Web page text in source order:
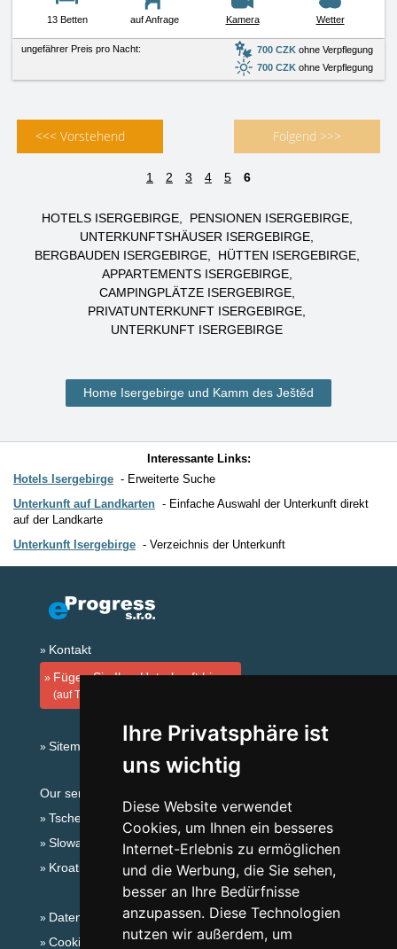
Ihre Privatsphäre ist
uns wichtig
Diese Website verwendet
Cookies, um Ihnen ein besseres
Internet-Erlebnis zu ermöglichen
und die Werbung, die Sie sehen,
besser an Ihre Bedürfnisse
anzupassen. Diese Technologien
nutzen wir außerdem, um
13 Betten auf Anfrage Kamera Wetter
ungefährer Preis pro Nacht: 700 CZK ohne Verpflegung
700 CZK ohne Verpflegung
<<< Vorstehend Folgend >>>
1 2 3 4 5 6
HOTELS ISERGEBIRGE
PENSIONEN ISERGEBIRGE
UNTERKUNFTSHÄUSER ISERGEBIRGE
BERGBAUDEN ISERGEBIRGE
HÜTTEN ISERGEBIRGE
APPARTEMENTS ISERGEBIRGE
CAMPINGPLÄTZE ISERGEBIRGE
PRIVATUNTERKUNFT ISERGEBIRGE
UNTERKUNFT ISERGEBIRGE
Home Isergebirge und Kamm des Ještěd
Interessante Links:
Hotels Isergebirge
Erweiterte Suche
Unterkunft auf Landkarten
Einfache Auswahl der Unterkunft direkt
auf der Landkarte
Unterkunft Isergebirge
Verzeichnis der Unterkunft
Kontakt
Fügen Sie Ihre Unterkunft hinzu
(auf Tschechisch)
Sitemap
Our servers:
Tschechische Gebirge
Slowakische Gebirge
Kroatien
Datenschutz
Cookies